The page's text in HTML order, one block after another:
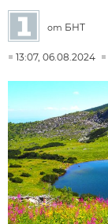
от БНТ
13:07, 06.08.2024